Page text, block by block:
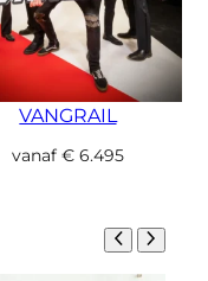
VANGRAIL
vanaf €6.495